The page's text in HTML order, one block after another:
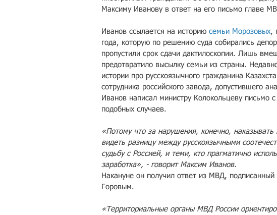
Максиму Иванову в ответ на его письмо главе
Иванов ссылается на историю семьи Морозовых,
года, которую по решению суда собирались
пропустили срок сдачи дактилоскопии. Лишь
предотвратило высылку семьи из страны.
истории про русскоязычного гражданина
сотрудника российского завода, допустившего
Иванов написал министру Колокольцеву письмо
подобных случаев.
«Потому что за нарушения, конечно,
видеть разницу между русскоязычными
судьбу с Россией, и теми, кто прагматично
заработка», - говорит Максим Иванов.
Накануне он получил ответ из МВД,
Горовым.
«Территориальные органы МВД России